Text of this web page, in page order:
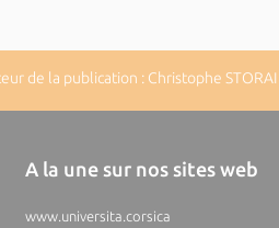
de la publication : Christophe
A la une sur nos sites web
www.universita.corsica